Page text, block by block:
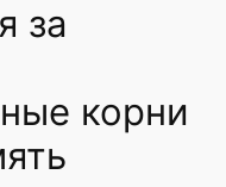
за
корни